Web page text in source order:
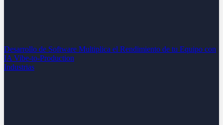
Desarrollo de Software Multiplica el Rendimiento de tu Equipo con
IA Vibe-to-Production
Industrias